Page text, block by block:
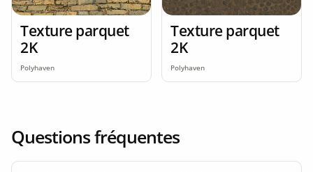
Texture parquet
2K
Polyhaven
Texture parquet
2K
Polyhaven
Questions fréquentes